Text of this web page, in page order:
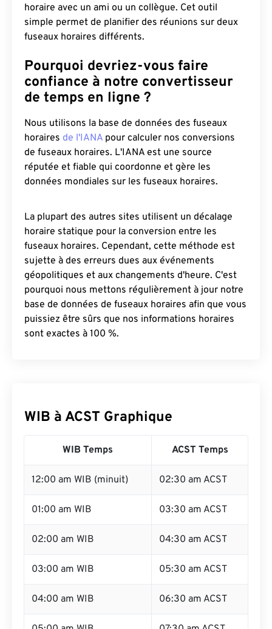
horaire avec un ami ou un collègue. Cet outil
simple permet de planifier des réunions sur deux
fuseaux horaires différents.
Pourquoi devriez-vous faire
confiance à notre convertisseur
de temps en ligne ?
Nous utilisons la base de données des fuseaux
horaires de l'IANA pour calculer nos conversions
de fuseaux horaires. L'IANA est une source
réputée et fiable qui coordonne et gère les
données mondiales sur les fuseaux horaires.
La plupart des autres sites utilisent un décalage
horaire statique pour la conversion entre les
fuseaux horaires. Cependant, cette méthode est
sujette à des erreurs dues aux événements
géopolitiques et aux changements d'heure. C'est
pourquoi nous mettons régulièrement à jour notre
base de données de fuseaux horaires afin que vous
puissiez être sûrs que nos informations horaires
sont exactes à 100 %.
WIB à ACST Graphique
WIB Temps ACST Temps
12:00 am WIB (minuit) 02:30 am ACST
01:00 am WIB 03:30 am ACST
02:00 am WIB 04:30 am ACST
03:00 am WIB 05:30 am ACST
04:00 am WIB 06:30 am ACST